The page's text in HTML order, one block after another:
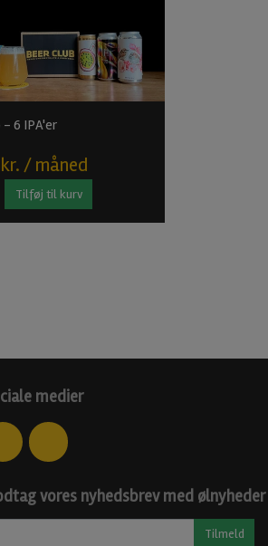
- 6 IPA'er
/ måned
Tilføj til kurv
medier
vores nyhedsbrev med ølnyheder
Tilmeld